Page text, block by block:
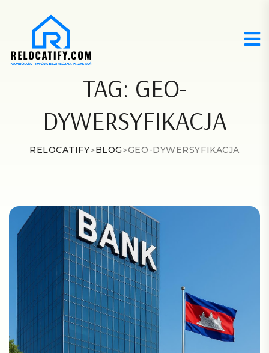
TAG: GEO-
DYWERSYFIKACJA
RELOCATIFY>BLOG>GEO-DYWERSYFIKACJA